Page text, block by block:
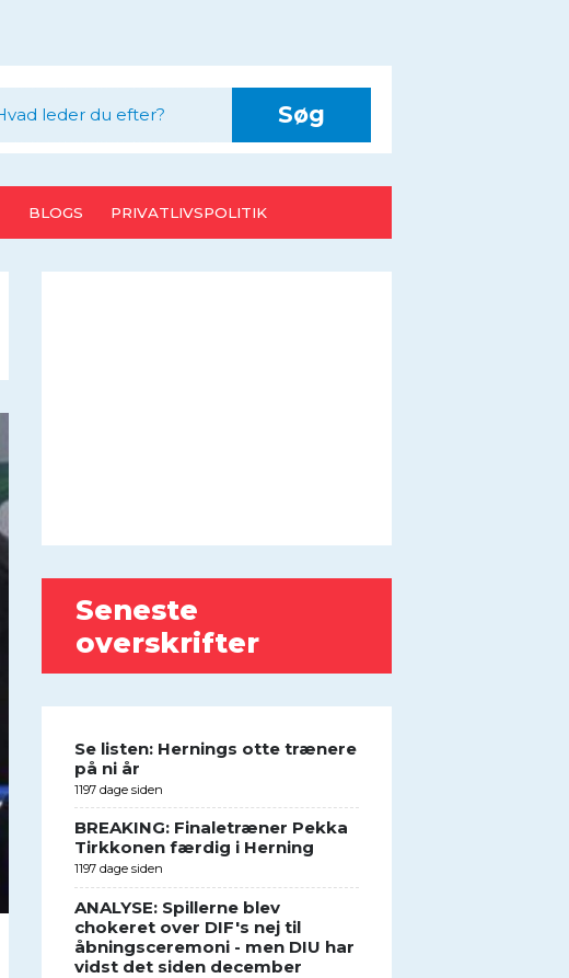
Søg
BLOGS PRIVATLIVSPOLITIK
Seneste
overskrifter
Se listen: Hernings otte trænere
på ni år
1197 dage siden
BREAKING: Finaletræner Pekka
Tirkkonen færdig i Herning
1197 dage siden
ANALYSE: Spillerne blev
chokeret over DIF's nej til
åbningsceremoni - men DIU har
vidst det siden december